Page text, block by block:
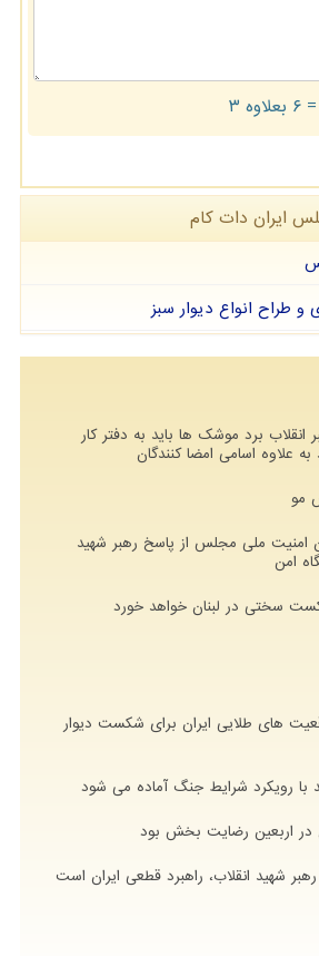
= ۶ بعلاوه ۳
ایران دات كام
طراح انواع دیوار سبز
رهبر انقلاب برد موشک ها باید به دفتر کار
علاوه اسامی امضا کنندگان
مو
امنیت ملی مجلس از پاسخ رهبر شهید
امن
سختی در لبنان خواهد خورد
های طلایی ایران برای شکست دیوار
با رویکرد شرایط جنگ آماده می شود
در اربعین رضایت بخش بود
شهید انقلاب، راهبرد قطعی ایران است